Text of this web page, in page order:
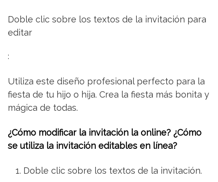
Doble clic sobre los textos de la invitación para
editar
:
Utiliza este diseño profesional perfecto para la
fiesta de tu hijo o hija. Crea la fiesta más bonita y
mágica de todas.
¿Cómo modificar la invitación la online? ¿Cómo
se utiliza la invitación editables en línea?
Doble clic sobre los textos de la invitación.